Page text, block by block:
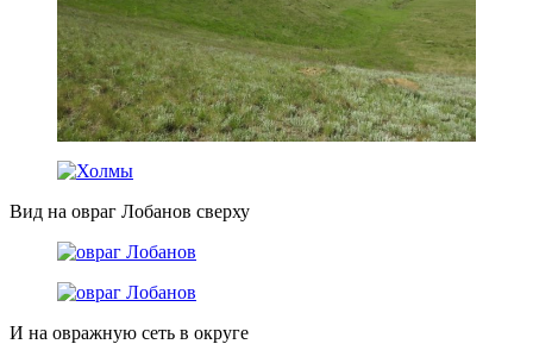
Вид на овраг Лобанов сверху
И на овражную сеть в округе